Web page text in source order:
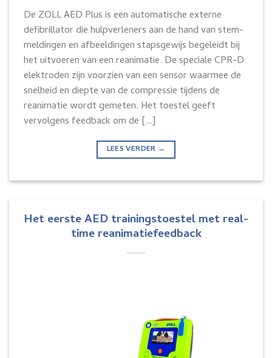
De ZOLL AED Plus is een automatische externe
defibrillator die hulpverleners aan de hand van stem-
meldingen en afbeeldingen stapsgewijs begeleidt bij
het uitvoeren van een reanimatie. De speciale CPR-D
elektroden zijn voorzien van een sensor waarmee de
snelheid en diepte van de compressie tijdens de
reanimatie wordt gemeten. Het toestel geeft
vervolgens feedback om de […]
LEES VERDER →
Het eerste AED trainingstoestel met real-
time reanimatiefeedback